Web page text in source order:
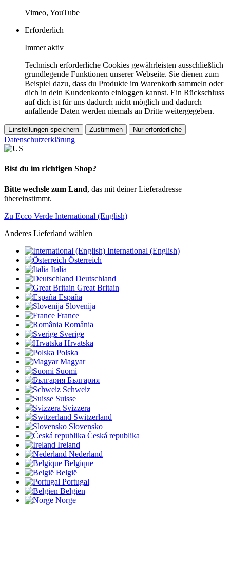
Vimeo, YouTube
Erforderlich
Immer aktiv
Technisch erforderliche Cookies gewährleisten ausschließlich
grundlegende Funktionen unserer Webseite. Sie dienen zum
Beispiel dazu, dass du Produkte im Warenkorb sammeln oder
dich in dein Kundenkonto einloggen kannst. Ein Rückschluss
auf dich ist für uns dadurch nicht möglich und dadurch
anfallende Daten werden niemals an Dritte weitergegeben.
Einstellungen speichern Zustimmen Nur erforderliche
Datenschutzerklärung
Bist du im richtigen Shop?
Bitte wechsle zum Land, das mit deiner Lieferadresse
übereinstimmt.
Zu Ecco Verde International (English)
Anderes Lieferland wählen
International (English)
Österreich
Italia
Deutschland
Great Britain
España
Slovenija
France
România
Sverige
Hrvatska
Polska
Magyar
Suomi
България
Schweiz
Suisse
Svizzera
Switzerland
Slovensko
Česká republika
Ireland
Nederland
Belgique
België
Portugal
Belgien
Norge